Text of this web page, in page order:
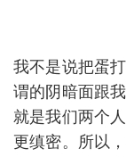
我不是说把蛋
谓的阴暗面跟
就是我们两个
更缜密。所以